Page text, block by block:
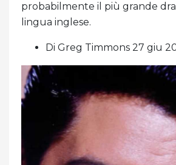
probabilmente il più grande
lingua inglese.
Di Greg Timmons 27 giu